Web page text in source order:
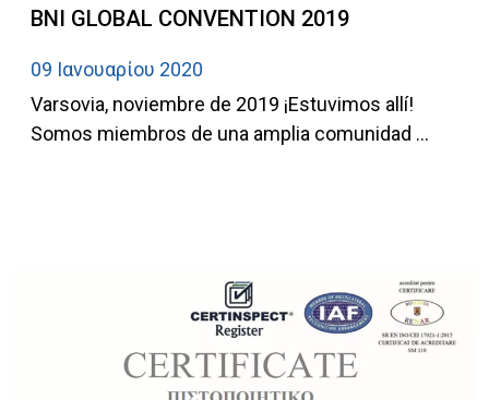
BNI GLOBAL CONVENTION 2019
09 Ιανουαρίου 2020
Varsovia, noviembre de 2019 ¡Estuvimos allí!
Somos miembros de una amplia comunidad ...